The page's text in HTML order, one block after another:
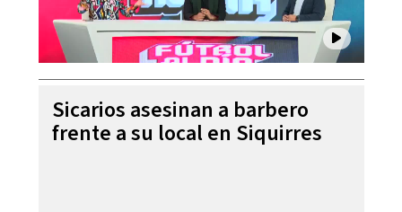
Sicarios asesinan a barbero
frente a su local en Siquirres